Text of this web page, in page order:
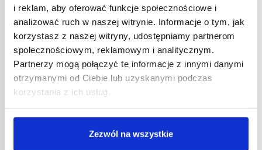
i reklam, aby oferować funkcje społecznościowe i
analizować ruch w naszej witrynie. Informacje o tym, jak
korzystasz z naszej witryny, udostępniamy partnerom
społecznościowym, reklamowym i analitycznym.
Partnerzy mogą połączyć te informacje z innymi danymi
otrzymanymi od Ciebie lub uzyskanymi podczas
korzystania z ich usług.
Zezwól na wszystkie
uber eats